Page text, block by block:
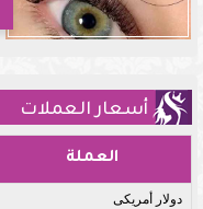
أسعار العملات
العملة
دولار أمريكى